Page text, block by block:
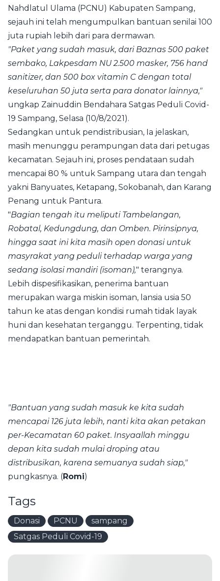
Nahdlatul Ulama (PCNU) Kabupaten Sampang,
sejauh ini telah mengumpulkan bantuan senilai 100
juta rupiah lebih dari para dermawan.
"Paket yang sudah masuk, dari Baznas 500 paket
sembako, Lakpesdam NU 2.500 masker, 756 hand
sanitizer, dan 500 box vitamin C dengan total
keseluruhan 50 juta serta para donator lainnya,"
ungkap Zainuddin Bendahara Satgas Peduli Covid-
19 Sampang, Selasa (10/8/2021).
Sedangkan untuk pendistribusian, Ia jelaskan,
masih menunggu perampungan data dari petugas
kecamatan. Sejauh ini, proses pendataan sudah
mencapai 80 % untuk Sampang utara dan tengah
yakni Banyuates, Ketapang, Sokobanah, dan Karang
Penang untuk Pantura.
"Bagian tengah itu meliputi Tambelangan,
Robatal, Kedungdung, dan Omben. Pirinsipnya,
hingga saat ini kita masih open donasi untuk
masyrakat yang peduli terhadap warga yang
sedang isolasi mandiri (isoman)," terangnya.
Lebih dispesifikasikan, penerima bantuan
merupakan warga miskin isoman, lansia usia 50
tahun ke atas dengan kondisi rumah tidak layak
huni dan kesehatan terganggu. Terpenting, tidak
mendapatkan bantuan pemerintah.
"Bantuan yang sudah masuk ke kita sudah
mencapai 126 juta lebih, nanti kita akan petakan
per-Kecamatan 60 paket. Insyaallah minggu
depan kita sudah mulai droping atau
distribusikan, karena semuanya sudah siap,"
pungkasnya. (Romi)
Tags
Donasi PCNU
sampang
Satgas Peduli Covid-19